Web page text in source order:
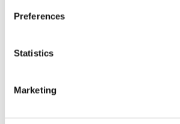
Preferences
Statistics
Marketing